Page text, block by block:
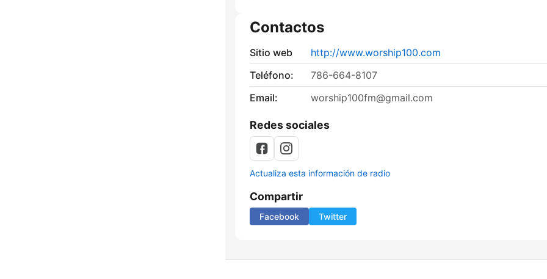
Contactos
Sitio web
http://www.worship100.com
Teléfono:
786-664-8107
Email:
worship100fm@gmail.com
Redes sociales
Actualiza esta información de radio
Compartir
Facebook Twitter